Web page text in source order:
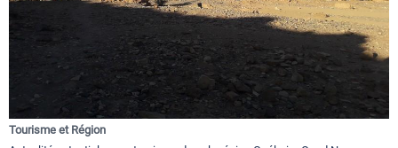
Tourisme et Région